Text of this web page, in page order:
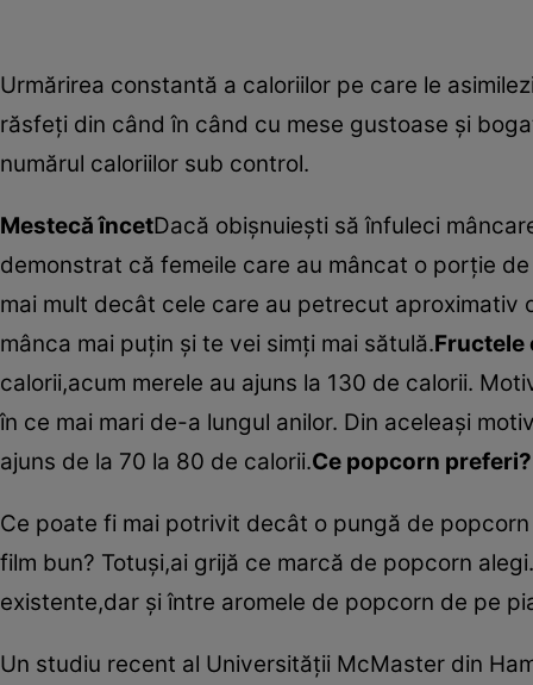
Urmărirea constantă a caloriilor pe care le
răsfeţi din când în când cu mese gustoase şi
numărul caloriilor sub control.
Mestecă încetDacă obişnuieşti să înfuleci
demonstrat că femeile care au mâncat o porţie
mai mult decât cele care au petrecut aproximativ
mânca mai puţin şi te vei simţi mai sătulă.Fructele
calorii,acum merele au ajuns la 130 de calorii.
în ce mai mari de-a lungul anilor. Din aceleaşi
ajuns de la 70 la 80 de calorii.Ce popcorn preferi?
Ce poate fi mai potrivit decât o pungă de
film bun? Totuşi,ai grijă ce marcă de popcorn
existente,dar şi între aromele de popcorn de pe
Un studiu recent al Universităţii McMaster din